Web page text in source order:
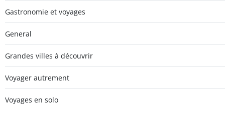
Gastronomie et voyages
General
Grandes villes à découvrir
Voyager autrement
Voyages en solo